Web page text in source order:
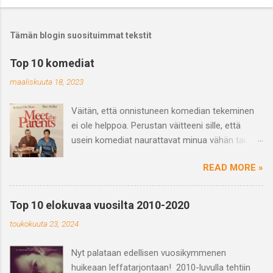
Tämän blogin suosituimmat tekstit
Top 10 komediat
maaliskuuta 18, 2023
Väitän, että onnistuneen komedian tekeminen
ei ole helppoa. Perustan väitteeni sille, että
usein komediat naurattavat minua vähän tai
haastetta tuo myös se, että se mikä naurattaa
jotakuta ei välttämättä naurata toista ja
päinvastoin eli huumori on subjektiivinen
suorastaan loistavan komedian niin on se vaan
nauramisen kokemus on voimaannuttavaa,
READ MORE »
Top 10 elokuvaa vuosilta 2010-2020
toukokuuta 23, 2024
Nyt palataan edellisen vuosikymmenen
huikeaan leffatarjontaan! 2010-luvulla tehtiin